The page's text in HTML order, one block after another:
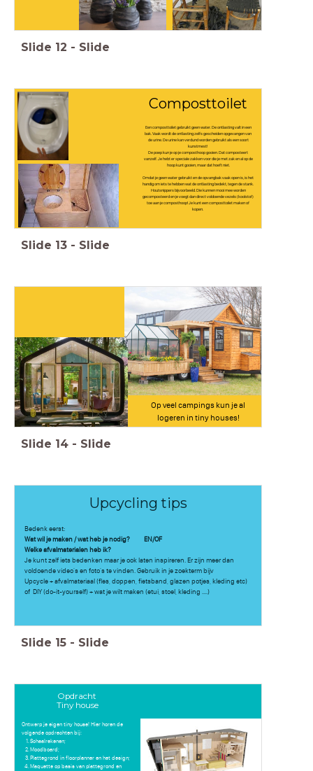
Slide 12 - Slide
Composttoilet
Een composttoilet gebruikt geen water. De ontlasting valt in een
bak. Vaak wordt de ontlasting zelfs gescheiden opgevangen van
de urine. De urine kan verdund worden gebruikt als een soort
kunstmest!
De poep kun je op je composthoop gooien. Dat composteert
vanzelf. Je hebt er speciale zakken voor die je met zak en al op de
hoop kunt gooien, maar dat hoeft niet.
Omdat je geen water gebruikt en de opvangbak vaak open is, is het
handig om iets te hebben wat de ontlasting bedekt, tegen de stank.
Houtsnippers bijvoorbeeld. Die kunnen mooi mee worden
gecomposteerd en je voegt dan direct voldoende vezels (koolstof)
toe aan je composthoop! Je kunt een composttoilet maken of
kopen.
Slide 13 - Slide
Op veel campings kun je al
logeren in tiny houses!
Slide 14 - Slide
Upcycling tips
Bedenk eerst:
Wat wil je maken / wat heb je nodig? EN/OF
Welke afvalmaterialen heb ik?
Je kunt zelf iets bedenken maar je ook laten inspireren. Er zijn meer dan
voldoende video's en foto's te vinden. Gebruik in je zoekterm bijv
Upcycle + afvalmateriaal (fles, doppen, fietsband, glazen potjes, kleding etc)
of DIY (do-it-yourself) + wat je wilt maken (etui, stoel, kleding ....)
Slide 15 - Slide
Opdracht
Tiny house
Ontwerp je eigen tiny house! Hier horen de
volgende opdrachten bij:
Schaalrekenen;
Moodboard;
Plattegrond in floorplanner en het design;
Maquette op basis van plattegrond en